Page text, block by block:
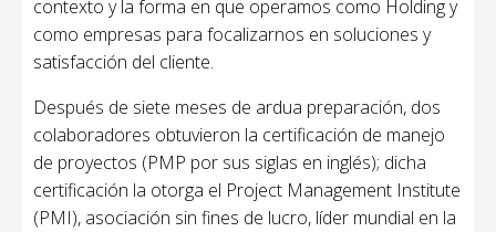
contexto y la forma en que operamos como Holding y
como empresas para focalizarnos en soluciones y
satisfacción del cliente.
Después de siete meses de ardua preparación, dos
colaboradores obtuvieron la certificación de manejo
de proyectos (PMP por sus siglas en inglés); dicha
certificación la otorga el Project Management Institute
(PMI), asociación sin fines de lucro, líder mundial en la